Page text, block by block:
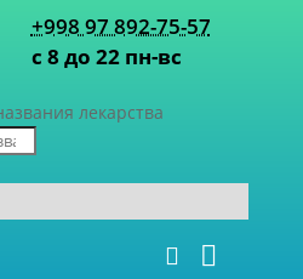
+998 97 892-75-57
с 8 до 22 пн-вс
лекарства